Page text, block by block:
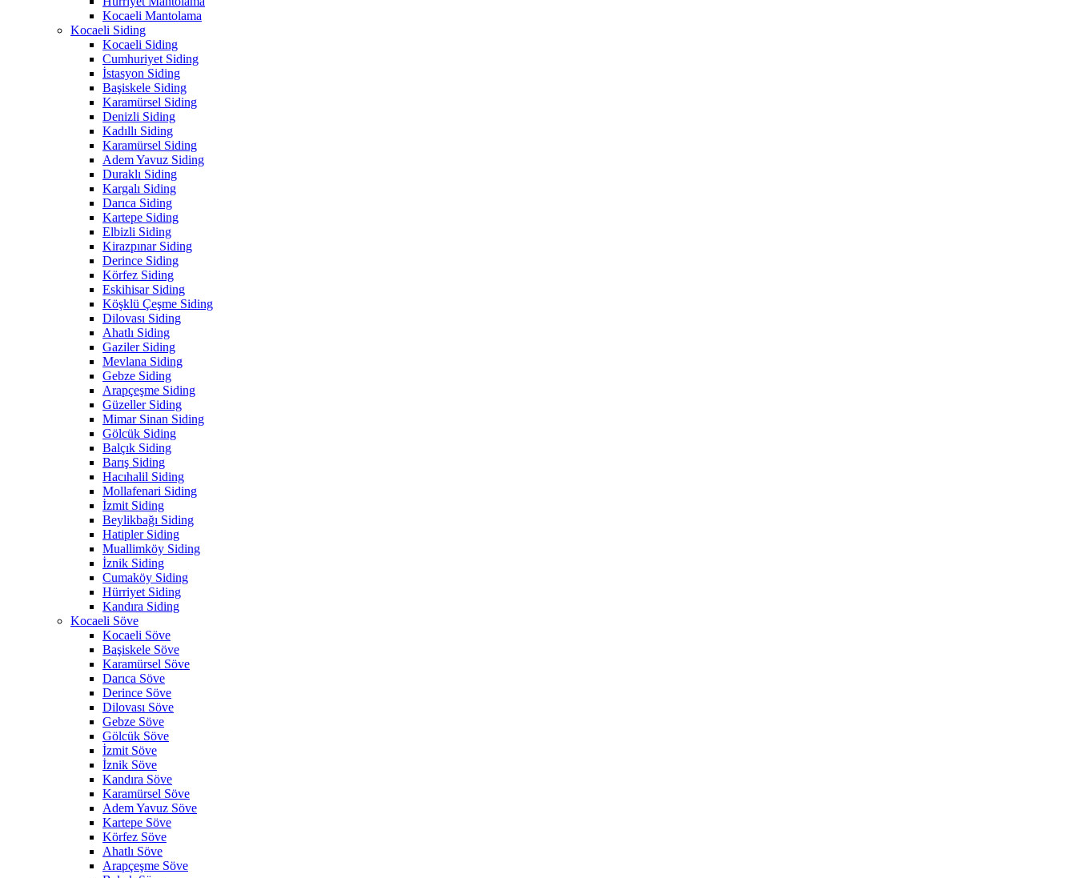
Kocaeli Mantolama
Kocaeli Siding
Kocaeli Siding
Cumhuriyet Siding
İstasyon Siding
Başiskele Siding
Karamürsel Siding
Denizli Siding
Kadıllı Siding
Karamürsel Siding
Adem Yavuz Siding
Duraklı Siding
Kargalı Siding
Darıca Siding
Kartepe Siding
Elbizli Siding
Kirazpınar Siding
Derince Siding
Körfez Siding
Eskihisar Siding
Köşklü Çeşme Siding
Dilovası Siding
Ahatlı Siding
Gaziler Siding
Mevlana Siding
Gebze Siding
Arapçeşme Siding
Güzeller Siding
Mimar Sinan Siding
Gölcük Siding
Balçık Siding
Barış Siding
Hacıhalil Siding
Mollafenari Siding
İzmit Siding
Beylikbağı Siding
Hatipler Siding
Muallimköy Siding
İznik Siding
Cumaköy Siding
Hürriyet Siding
Kandıra Siding
Kocaeli Söve
Kocaeli Söve
Başiskele Söve
Karamürsel Söve
Darıca Söve
Derince Söve
Dilovası Söve
Gebze Söve
Gölcük Söve
İzmit Söve
İznik Söve
Kandıra Söve
Karamürsel Söve
Adem Yavuz Söve
Kartepe Söve
Körfez Söve
Ahatlı Söve
Arapçeşme Söve